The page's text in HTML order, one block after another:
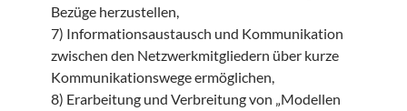
Bezüge herzustellen,
7) Informationsaustausch und Kommunikation
zwischen den Netzwerkmitgliedern über kurze
Kommunikationswege ermöglichen,
8) Erarbeitung und Verbreitung von „Modellen